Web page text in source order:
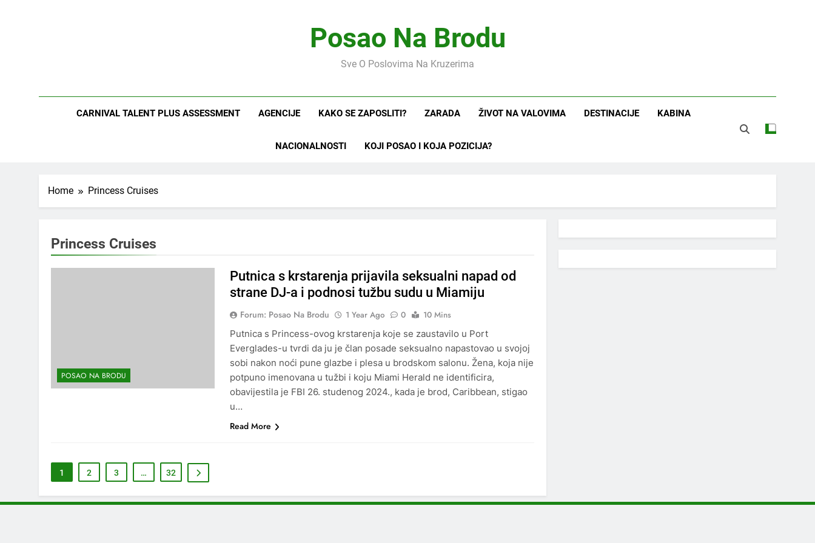
Posao Na Brodu
Sve O Poslovima Na Kruzerima
CARNIVAL TALENT PLUS ASSESSMENT AGENCIJE KAKO SE ZAPOSLITI? ZARADA ŽIVOT NA VALOVIMA DESTINACIJE KABINA
NACIONALNOSTI KOJI POSAO I KOJA POZICIJA?
Home Princess Cruises
Princess Cruises
POSAO NA BRODU
Putnica s krstarenja prijavila seksualni napad od
strane DJ-a i podnosi tužbu sudu u Miamiju
Forum: Posao Na Brodu 1 Year Ago 0
10 Mins
Putnica s Princess-ovog krstarenja koje se zaustavilo u Port
Everglades-u tvrdi da ju je član posade seksualno napastovao u svojoj
sobi nakon noći pune glazbe i plesa u brodskom salonu. Žena, koja nije
potpuno imenovana u tužbi i koju Miami Herald ne identificira,
obavijestila je FBI 26. studenog 2024., kada je brod, Caribbean, stigao
u…
Read More
1 2 3 … 32